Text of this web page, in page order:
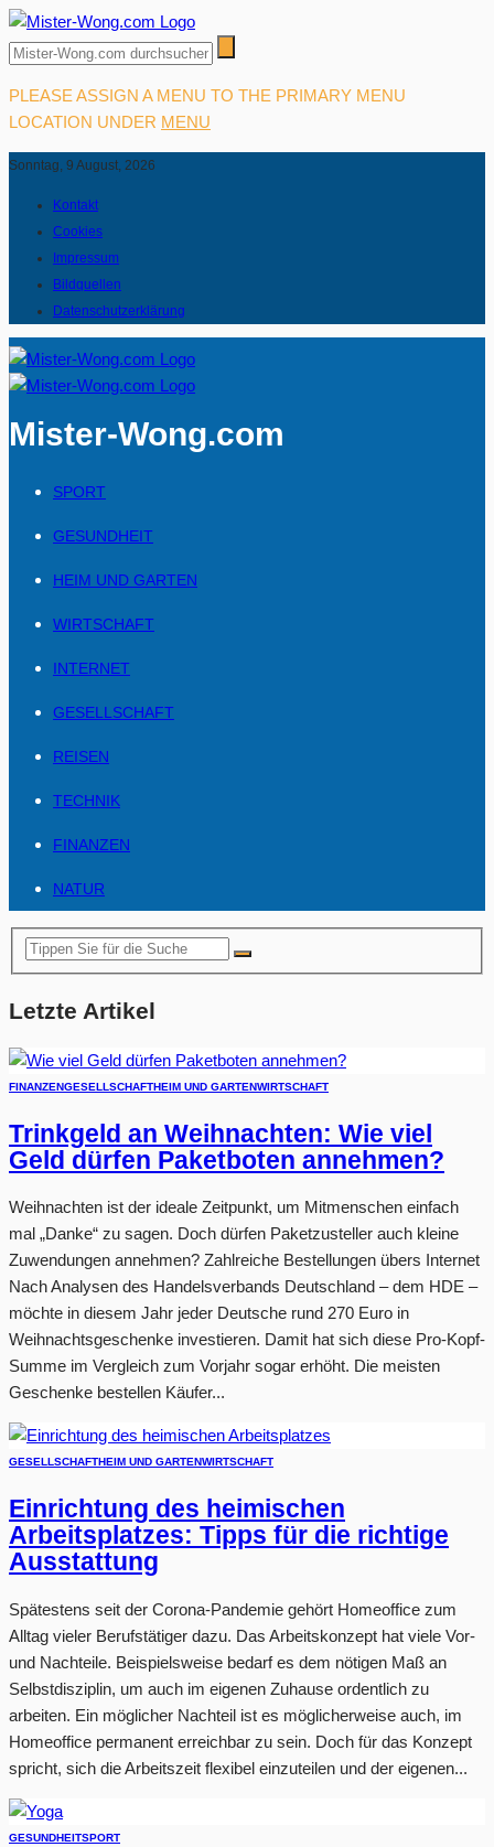
PLEASE ASSIGN A MENU TO THE PRIMARY MENU
LOCATION UNDER MENU
Sonntag, 9 August, 2026
Kontakt
Cookies
Impressum
Bildquellen
Datenschutzerklärung
Mister-Wong.com
SPORT
GESUNDHEIT
HEIM UND GARTEN
WIRTSCHAFT
INTERNET
GESELLSCHAFT
REISEN
TECHNIK
FINANZEN
NATUR
Letzte Artikel
FINANZENGESELLSCHAFTHEIM UND GARTENWIRTSCHAFT
Trinkgeld an Weihnachten: Wie viel
Geld dürfen Paketboten annehmen?
Weihnachten ist der ideale Zeitpunkt, um Mitmenschen einfach
mal „Danke“ zu sagen. Doch dürfen Paketzusteller auch kleine
Zuwendungen annehmen? Zahlreiche Bestellungen übers Internet
Nach Analysen des Handelsverbands Deutschland – dem HDE –
möchte in diesem Jahr jeder Deutsche rund 270 Euro in
Weihnachtsgeschenke investieren. Damit hat sich diese Pro-Kopf-
Summe im Vergleich zum Vorjahr sogar erhöht. Die meisten
Geschenke bestellen Käufer...
GESELLSCHAFTHEIM UND GARTENWIRTSCHAFT
Einrichtung des heimischen
Arbeitsplatzes: Tipps für die richtige
Ausstattung
Spätestens seit der Corona-Pandemie gehört Homeoffice zum
Alltag vieler Berufstätiger dazu. Das Arbeitskonzept hat viele Vor-
und Nachteile. Beispielsweise bedarf es dem nötigen Maß an
Selbstdisziplin, um auch im eigenen Zuhause ordentlich zu
arbeiten. Ein möglicher Nachteil ist es möglicherweise auch, im
Homeoffice permanent erreichbar zu sein. Doch für das Konzept
spricht, sich die Arbeitszeit flexibel einzuteilen und der eigenen...
GESUNDHEITSPORT